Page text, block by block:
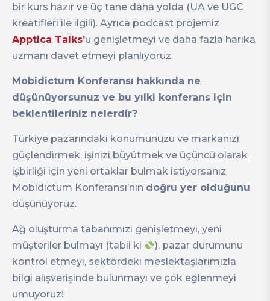
bir kurs hazır ve üç tane daha yolda (UA ve UGC
kreatifleri ile ilgili). Ayrıca podcast projemiz
Apptica Talks’u genişletmeyi ve daha fazla harika
uzmanı davet etmeyi planlıyoruz.
Mobidictum Konferansı hakkında ne
düşünüyorsunuz ve bu yılki konferans için
beklentileriniz nelerdir?
Türkiye pazarındaki konumunuzu ve markanızı
güçlendirmek, işinizi büyütmek ve üçüncü olarak
işbirliği için yeni ortaklar bulmak istiyorsanız
Mobidictum Konferansı’nın doğru yer olduğunu
düşünüyoruz.
Ağ oluşturma tabanımızı genişletmeyi, yeni
müşteriler bulmayı (tabii ki
), pazar durumunu
kontrol etmeyi, sektördeki meslektaşlarımızla
bilgi alışverişinde bulunmayı ve çok eğlenmeyi
umuyoruz!